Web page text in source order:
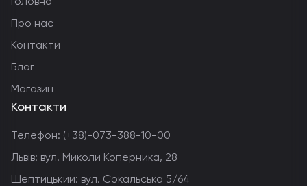
Про нас
Контакти
Блог
Магазин
Контакти
Телефон: (+38)-073-388-10-00
Львів: вул. Миколи Коперника, 28
Шептицький: вул. Сокальська 5/64